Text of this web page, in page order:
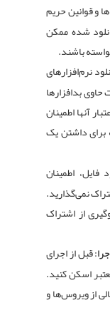
و قوانین حریم
شده ممکن
باشند.
نرم‌افزارهای
حاوی بدافزارها
آنها اطمینان
برای داشتن یک
فایل، اطمینان
نمی‌گذارید.
از اشتراک
قبل از اجرای
اسکن کنید.
از ویروس‌ها و